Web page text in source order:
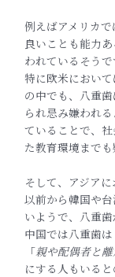
例えばアメリカ
良いことも能力
われているそうで
特に欧米におい
の中でも、八重歯
られ忌み嫌われ
ていることで、
た教育環境まで
そして、アジア
以前から韓国や
いようで、八重
中国では八重歯
「親や配偶者と
にする人もいると